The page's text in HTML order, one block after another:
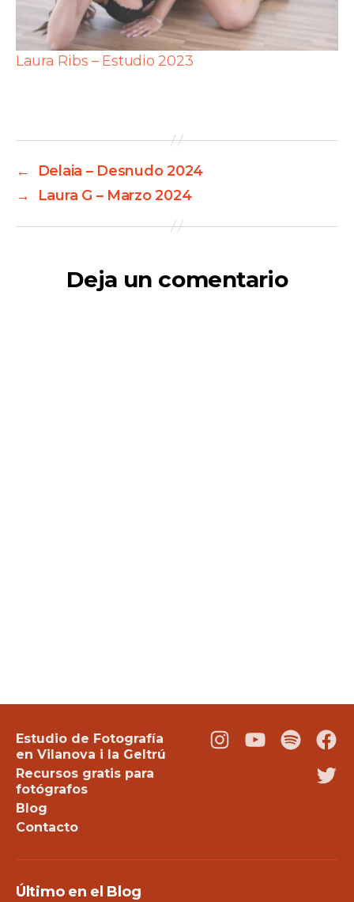
Laura Ribs – Estudio 2023
←
Delaia – Desnudo 2024
→
Laura G – Marzo 2024
Deja un comentario
Estudio de Fotografía
en Vilanova i la Geltrú
Recursos gratis para
fotógrafos
Blog
Contacto
Instagram
YoutubePodcast
Último en el Blog